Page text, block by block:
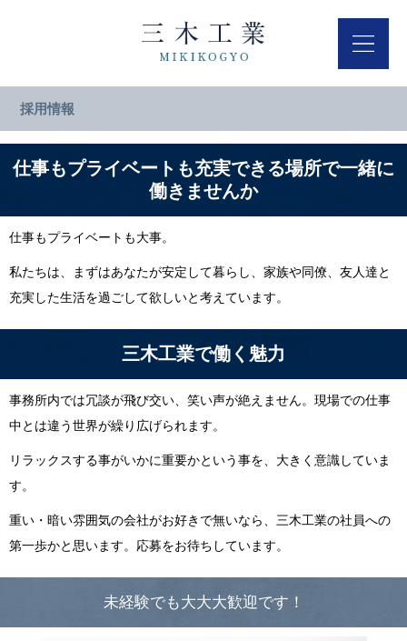
採用情報
仕事もプライベートも充実できる場所で一緒に
働きませんか
仕事もプライベートも大事。
私たちは、まずはあなたが安定して暮らし、家族や同僚、友人達と
充実した生活を過ごして欲しいと考えています。
三木工業で働く魅力
事務所内では冗談が飛び交い、笑い声が絶えません。現場での仕事
中とは違う世界が繰り広げられます。
リラックスする事がいかに重要かという事を、大きく意識していま
す。
重い・暗い雰囲気の会社がお好きで無いなら、三木工業の社員への
第一歩かと思います。応募をお待ちしています。
未経験でも大大大歓迎です！